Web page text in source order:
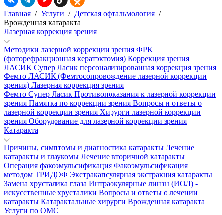
Главная / Услуги / Детская офтальмология /
Врожденная катаракта
Лазерная коррекция зрения
Методики лазерной коррекции зрения ФРК
(фоторефракционная кератэктомия) Коррекция зрения
ЛАСИК Супер Ласик персонализированная коррекция зрения
Фемто ЛАСИК (Фемтосопровождение лазерной коррекции
зрения) Лазерная коррекция зрения
Фемто Супер Ласик Противопоказания к лазерной коррекции
зрения Памятка по коррекции зрения Вопросы и ответы о
лазерной коррекции зрения Хирурги лазерной коррекции
зрения Оборудование для лазерной коррекции зрения
Катаракта
Причины, симптомы и диагностика катаракты Лечение
катаракты и глаукомы Лечение вторичной катаракты
Операция факоэмульсификация Факоэмульсификация
методом ТРИДОФ Экстракапсулярная экстракция катаракты
Замена хрусталика глаза Интраокулярные линзы (ИОЛ) -
искусственные хрусталики Вопросы и ответы о лечении
катаракты Катарактальные хирурги Врожденная катаракта
Услуги по ОМС